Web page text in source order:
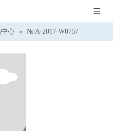
心 » №:A-2017-W0757